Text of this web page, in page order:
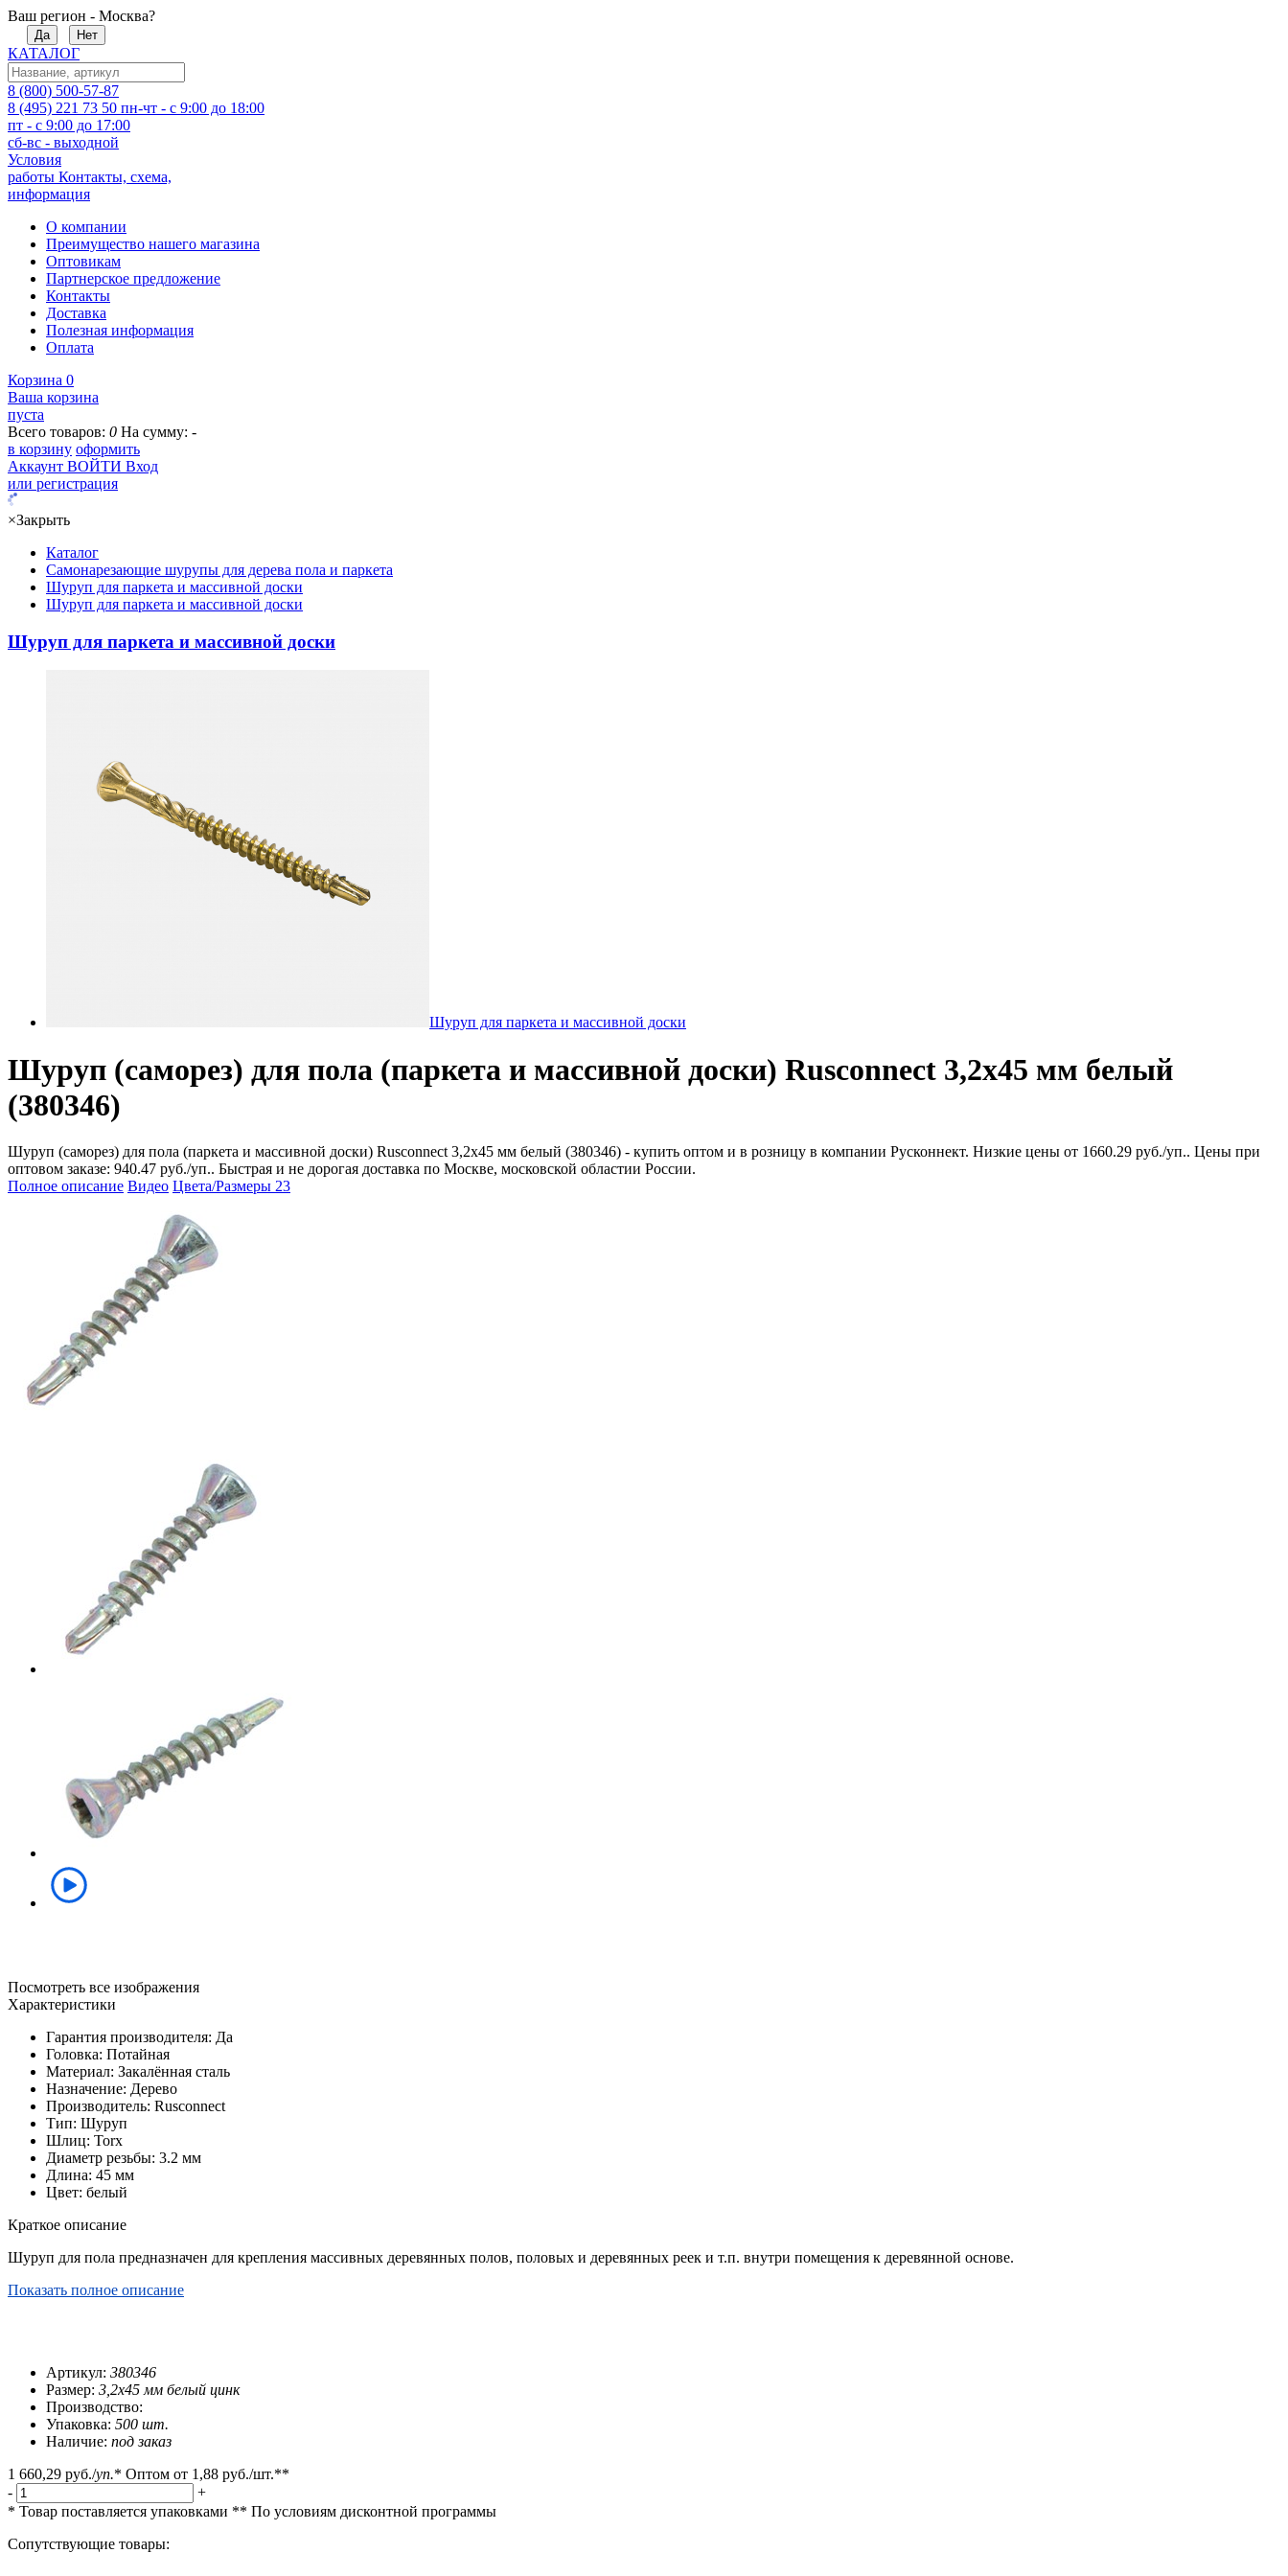
Ваш регион - Москва?
Да Нет
КАТАЛОГ
8 (800) 500-57-87
8 (495) 221 73 50 пн-чт - с 9:00 до 18:00
пт - с 9:00 до 17:00
сб-вс - выходной
Условия
работы Контакты, схема,
информация
О компании
Преимущество нашего магазина
Оптовикам
Партнерское предложение
Контакты
Доставка
Полезная информация
Оплата
Корзина 0
Ваша корзина
пуста
Всего товаров: 0 На сумму: -
в корзину оформить
Аккаунт ВОЙТИ Вход
или регистрация
×Закрыть
Каталог
Самонарезающие шурупы для дерева пола и паркета
Шуруп для паркета и массивной доски
Шуруп для паркета и массивной доски
Шуруп для паркета и массивной доски
Шуруп для паркета и массивной доски
Шуруп (саморез) для пола (паркета и массивной доски) Rusconnect 3,2х45 мм белый
(380346)
Шуруп (саморез) для пола (паркета и массивной доски) Rusconnect 3,2х45 мм белый (380346) - купить оптом и в розницу в компании Русконнект. Низкие цены от 1660.29 руб./уп.. Цены при
оптовом заказе: 940.47 руб./уп.. Быстрая и не дорогая доставка по Москве, московской областии России.
Полное описание Видео Цвета/Размеры 23
Посмотреть все изображения
Характеристики
Гарантия производителя: Да
Головка: Потайная
Материал: Закалённая сталь
Назначение: Дерево
Производитель: Rusconnect
Тип: Шуруп
Шлиц: Torx
Диаметр резьбы: 3.2 мм
Длина: 45 мм
Цвет: белый
Краткое описание
Шуруп для пола предназначен для крепления массивных деревянных полов, половых и деревянных реек и т.п. внутри помещения к деревянной основе.
Показать полное описание
Артикул: 380346
Размер: 3,2х45 мм белый цинк
Производство:
Упаковка: 500 шт.
Наличие: под заказ
1 660,29 руб./уп.* Оптом от 1,88 руб./шт.**
-
+
* Товар поставляется упаковками ** По условиям дисконтной программы
Сопутствующие товары: